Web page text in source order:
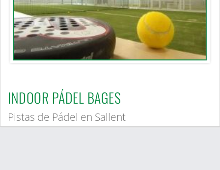
INDOOR PÁDEL BAGES
Pistas de Pádel en Sallent